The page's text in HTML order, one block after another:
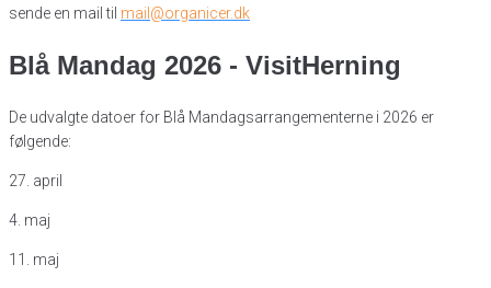
sende en mail til mail@organicer.dk
Blå Mandag 2026 - VisitHerning
De udvalgte datoer for Blå Mandagsarrangementerne i 2026 er
følgende:
27. april
4. maj
11. maj